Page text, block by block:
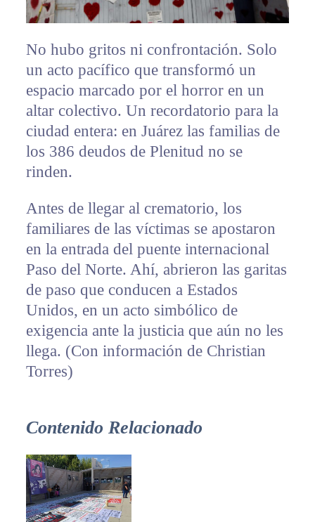
No hubo gritos ni confrontación. Solo
un acto pacífico que transformó un
espacio marcado por el horror en un
altar colectivo. Un recordatorio para la
ciudad entera: en Juárez las familias de
los 386 deudos de Plenitud no se
rinden.
Antes de llegar al crematorio, los
familiares de las víctimas se apostaron
en la entrada del puente internacional
Paso del Norte. Ahí, abrieron las garitas
de paso que conducen a Estados
Unidos, en un acto simbólico de
exigencia ante la justicia que aún no les
llega. (Con información de Christian
Torres)
Contenido Relacionado